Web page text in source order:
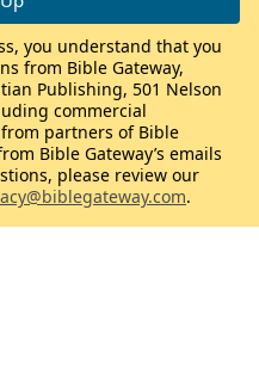
you understand that you
from Bible Gateway,
Publishing, 501 Nelson
commercial
partners of Bible
Bible Gateway’s emails
please review our
.